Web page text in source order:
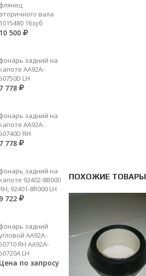
ПОХОЖИЕ ТОВАРЫ
флянец
вторичного вала
1015480 16зуб
10 500
фонарь задний на
капоте AA92A-
LH
7 778
фонарь задний на
капоте AA92A-
RH
7 778
фонарь задний на
капоте 92402-8R000
RH, 92401-8R000 LH
9 722
фонарь задний
AA92A-
RH AA92A-
LH
Цена по запросу